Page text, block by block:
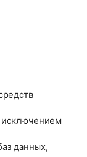
исключением
данных,